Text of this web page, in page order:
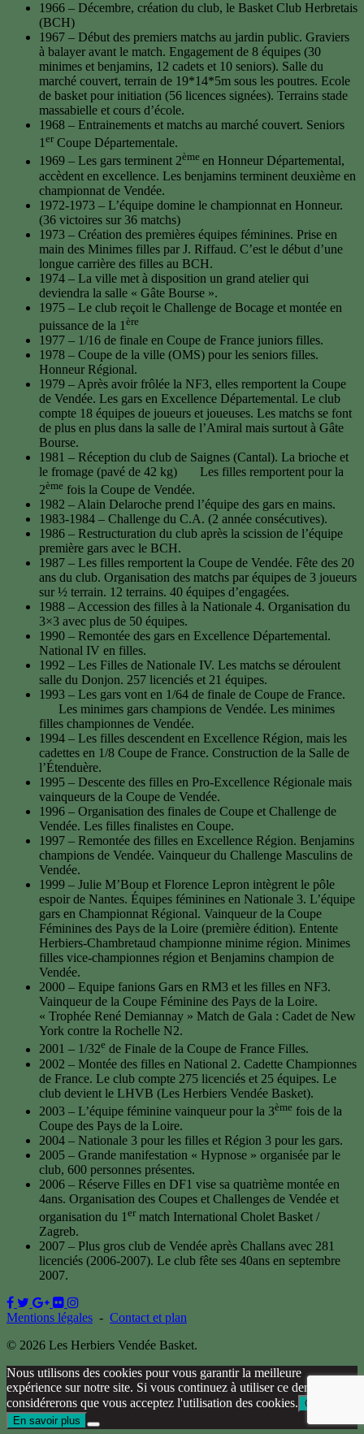
1966 – Décembre, création du club, le Basket Club Herbretais
(BCH)
1967 – Début des premiers matchs au jardin public. Graviers
à balayer avant le match. Engagement de 8 équipes (30
minimes et benjamins, 12 cadets et 10 seniors). Salle du
marché couvert, terrain de 19*14*5m sous les poutres. Ecole
de basket pour initiation (56 licences signées). Terrains stade
massabielle et cours d’école.
1968 – Entrainements et matchs au marché couvert. Seniors
1er Coupe Départementale.
1969 – Les gars terminent 2ème en Honneur Départemental,
accèdent en excellence. Les benjamins terminent deuxième en
championnat de Vendée.
1972-1973 – L’équipe domine le championnat en Honneur.
(36 victoires sur 36 matchs)
1973 – Création des premières équipes féminines. Prise en
main des Minimes filles par J. Riffaud. C’est le début d’une
longue carrière des filles au BCH.
1974 – La ville met à disposition un grand atelier qui
deviendra la salle « Gâte Bourse ».
1975 – Le club reçoit le Challenge de Bocage et montée en
puissance de la 1 ère
1977 – 1/16 de finale en Coupe de France juniors filles.
1978 – Coupe de la ville (OMS) pour les seniors filles.
Honneur Régional.
1979 – Après avoir frôlée la NF3, elles remportent la Coupe
de Vendée. Les gars en Excellence Départemental. Le club
compte 18 équipes de joueurs et joueuses. Les matchs se font
de plus en plus dans la salle de l’Amiral mais surtout à Gâte
Bourse.
1981 – Réception du club de Saignes (Cantal). La brioche et
le fromage (pavé de 42 kg) Les filles remportent pour la
2ème fois la Coupe de Vendée.
1982 – Alain Delaroche prend l’équipe des gars en mains.
1983-1984 – Challenge du C.A. (2 année consécutives).
1986 – Restructuration du club après la scission de l’équipe
première gars avec le BCH.
1987 – Les filles remportent la Coupe de Vendée. Fête des 20
ans du club. Organisation des matchs par équipes de 3 joueurs
sur ½ terrain. 12 terrains. 40 équipes d’engagées.
1988 – Accession des filles à la Nationale 4. Organisation du
3×3 avec plus de 50 équipes.
1990 – Remontée des gars en Excellence Départemental.
National IV en filles.
1992 – Les Filles de Nationale IV. Les matchs se déroulent
salle du Donjon. 257 licenciés et 21 équipes.
1993 – Les gars vont en 1/64 de finale de Coupe de France.
Les minimes gars champions de Vendée. Les minimes
filles championnes de Vendée.
1994 – Les filles descendent en Excellence Région, mais les
cadettes en 1/8 Coupe de France. Construction de la Salle de
l’Étenduère.
1995 – Descente des filles en Pro-Excellence Régionale mais
vainqueurs de la Coupe de Vendée.
1996 – Organisation des finales de Coupe et Challenge de
Vendée. Les filles finalistes en Coupe.
1997 – Remontée des filles en Excellence Région. Benjamins
champions de Vendée. Vainqueur du Challenge Masculins de
Vendée.
1999 – Julie M’Boup et Florence Lepron intègrent le pôle
espoir de Nantes. Équipes féminines en Nationale 3. L’équipe
gars en Championnat Régional. Vainqueur de la Coupe
Féminines des Pays de la Loire (première édition). Entente
Herbiers-Chambretaud championne minime région. Minimes
filles vice-championnes région et Benjamins champion de
Vendée.
2000 – Equipe fanions Gars en RM3 et les filles en NF3.
Vainqueur de la Coupe Féminine des Pays de la Loire.
« Trophée René Demiannay » Match de Gala : Cadet de New
York contre la Rochelle N2.
2001 – 1/32e de Finale de la Coupe de France Filles.
2002 – Montée des filles en National 2. Cadette Championnes
de France. Le club compte 275 licenciés et 25 équipes. Le
club devient le LHVB (Les Herbiers Vendée Basket).
2003 – L’équipe féminine vainqueur pour la 3ème fois de la
Coupe des Pays de la Loire.
2004 – Nationale 3 pour les filles et Région 3 pour les gars.
2005 – Grande manifestation « Hypnose » organisée par le
club, 600 personnes présentes.
2006 – Réserve Filles en DF1 vise sa quatrième montée en
4ans. Organisation des Coupes et Challenges de Vendée et
organisation du 1ermatch International Cholet Basket /
Zagreb.
2007 – Plus gros club de Vendée après Challans avec 281
licenciés (2006-2007). Le club fête ses 40ans en septembre
2007.
Mentions légales - Contact et plan
© 2026 Les Herbiers Vendée Basket.
Nous utilisons des cookies pour vous garantir la meilleure
expérience sur notre site. Si vous continuez à utiliser ce dernier, nous
considérerons que vous acceptez l'utilisation des cookies. Ok
En savoir plus